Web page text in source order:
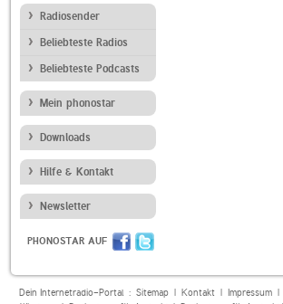
Radiosender
Beliebteste Radios
Beliebteste Podcasts
Mein phonostar
Downloads
Hilfe & Kontakt
Newsletter
PHONOSTAR AUF
Dein Internetradio-Portal : Sitemap| Kontakt| Impressum|